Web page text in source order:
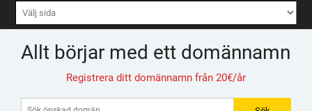
Allt börjar med ett domännamn
Registrera ditt domännamn från 20€/år